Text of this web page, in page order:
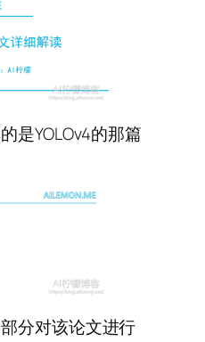
是YOLOv4的那篇
分对该论文进行